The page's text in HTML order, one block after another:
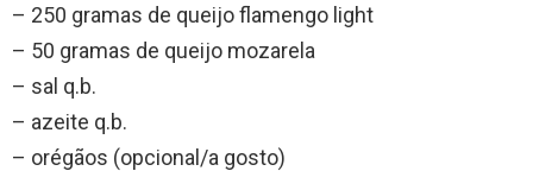
– 250 gramas de queijo flamengo light
– 50 gramas de queijo mozarela
– sal q.b.
– azeite q.b.
– orégãos (opcional/a gosto)